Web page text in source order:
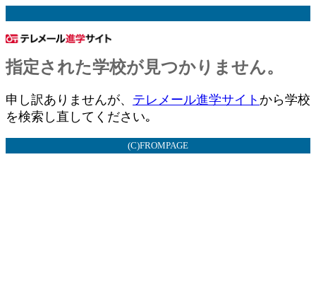
指定された学校が見つかりません。
申し訳ありませんが、 テレメール進学サイト から学校
を検索し直してください｡
(C)FROMPAGE